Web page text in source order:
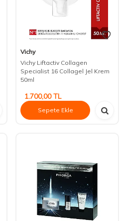
Vichy
Vichy Liftactiv Collagen
Specialist 16 Collagel Jel Krem
50ml
1.700,00TL
Sepete Ekle